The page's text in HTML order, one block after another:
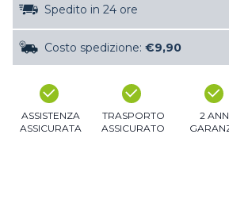
Spedito in 24 ore
Costo spedizione: €9,90
ASSISTENZA
ASSICURATA
TRASPORTO
ASSICURATO
2